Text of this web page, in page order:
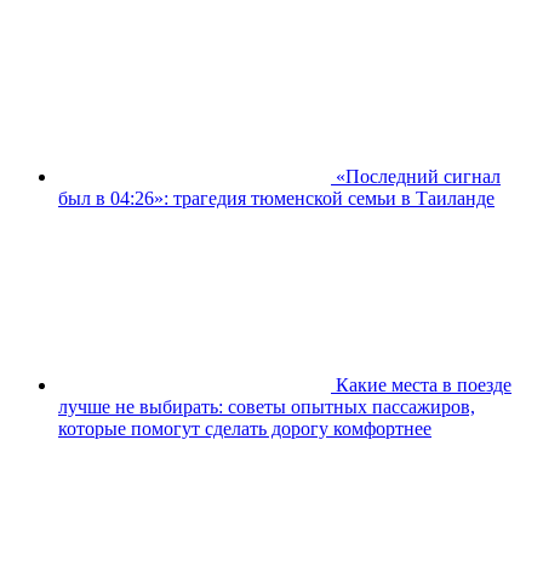
«Последний сигнал
был в 04:26»: трагедия тюменской семьи в Таиланде
Какие места в поезде
лучше не выбирать: советы опытных пассажиров,
которые помогут сделать дорогу комфортнее